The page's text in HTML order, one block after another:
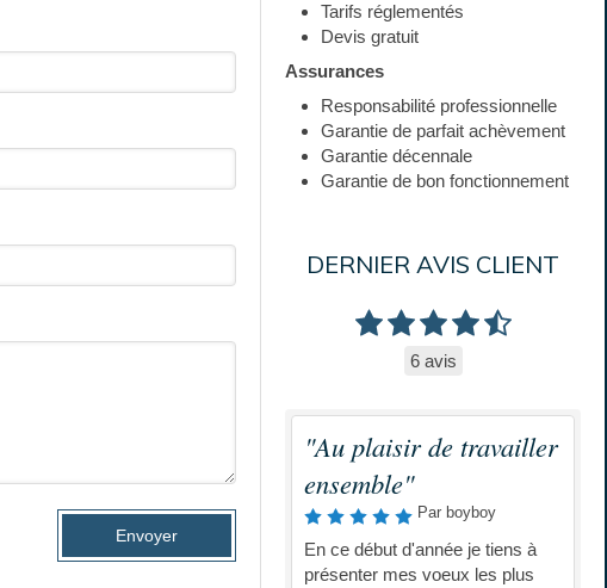
Envoyer
Tarifs réglementés
Devis gratuit
Assurances
Responsabilité professionnelle
Garantie de parfait achèvement
Garantie décennale
Garantie de bon fonctionnement
DERNIER AVIS CLIENT
6 avis
"Au plaisir de travailler
ensemble"
Par boyboy
En ce début d'année je tiens à
présenter mes voeux les plus